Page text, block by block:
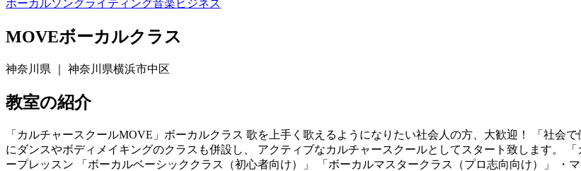
ボーカルソングライティング音楽ビジネス
MOVEボーカルクラス
神奈川県 ｜ 神奈川県横浜市中区
教室の紹介
「カルチャースクールMOVE」ボーカルクラス 歌を上手く歌えるようになりたい社会人の方、大歓迎！ 「社会
にダンスやボディメイキングのクラスも併設し、 アクティブなカルチャースクールとしてスタート致します。
ープレッスン 「ボーカルベーシッククラス（初心者向け）」 「ボーカルマスタークラス（プロ志向向け）」 ・